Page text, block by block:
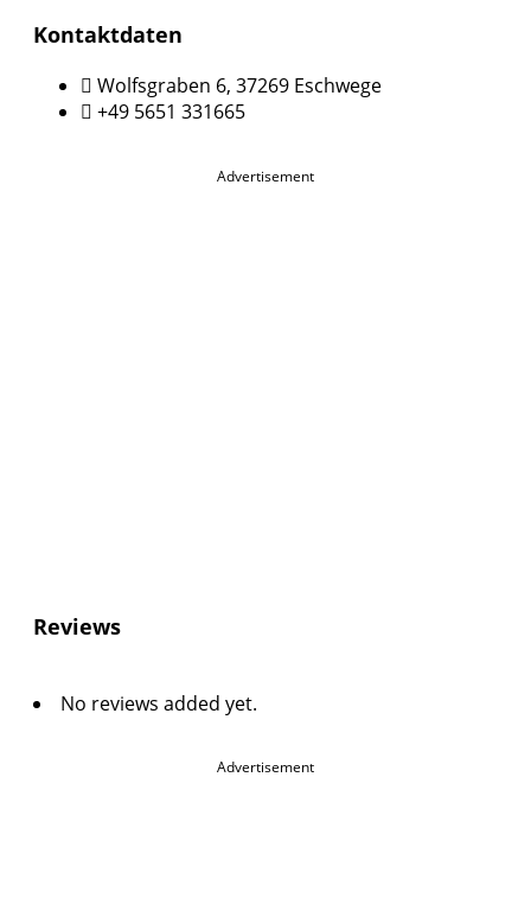
Kontaktdaten
Wolfsgraben 6, 37269 Eschwege
+49 5651 331665
Advertisement
Reviews
No reviews added yet.
Advertisement